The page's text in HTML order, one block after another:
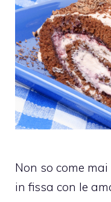
Non so come
in fissa con le